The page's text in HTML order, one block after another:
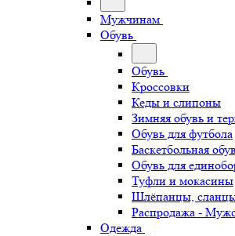
Мужчинам
Обувь
Обувь
Кроссовки
Кеды и слипоны
Зимняя обувь и
Обувь для футбола
Баскетбольная
Обувь для
Туфли и мокасины
Шлёпанцы,
Распродажа -
Одежда